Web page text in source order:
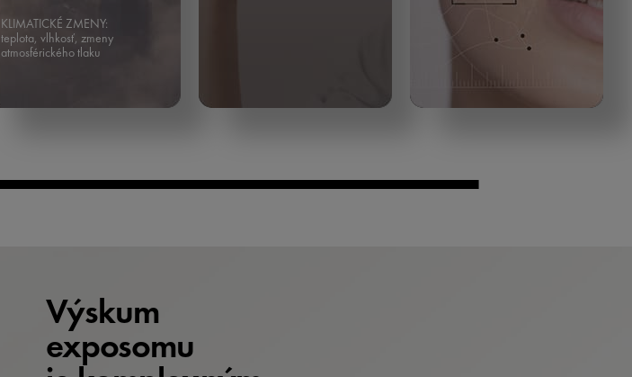
KLIMATICKÉ ZMENY:
teplota, vlhkosť, zmeny
atmosférického tlaku
Výskum
exposomu